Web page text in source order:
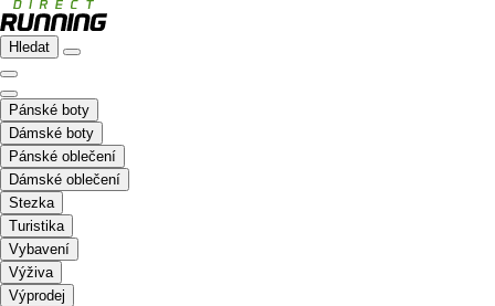
Hledat
Pánské boty
Dámské boty
Pánské oblečení
Dámské oblečení
Stezka
Turistika
Vybavení
Výživa
Výprodej